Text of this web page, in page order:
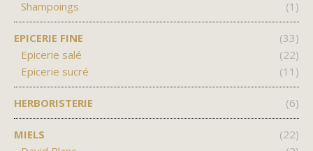
Shampoings
(1)
EPICERIE FINE
(33)
Epicerie salé
(22)
Epicerie sucré
(11)
HERBORISTERIE (6)
MIELS
(22)